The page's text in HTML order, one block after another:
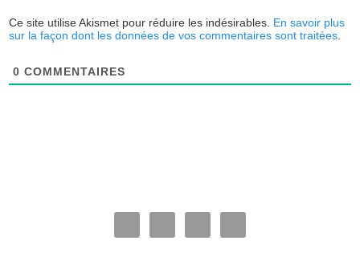
Ce site utilise Akismet pour réduire les indésirables. En savoir plus
sur la façon dont les données de vos commentaires sont traitées
0 COMMENTAIRES